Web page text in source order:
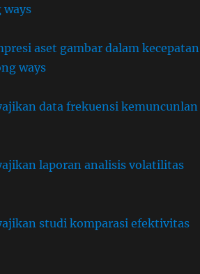
aset gambar dalam kecepatan
ways
data frekuensi kemuncunlan
laporan analisis volatilitas
studi komparasi efektivitas